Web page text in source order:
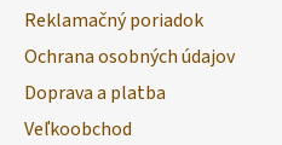
Reklamačný poriadok
Ochrana osobných údajov
Doprava a platba
Veľkoobchod